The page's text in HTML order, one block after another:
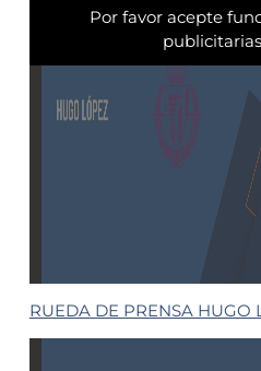
Por favor acepte
RUEDA DE PRENSA HUGO